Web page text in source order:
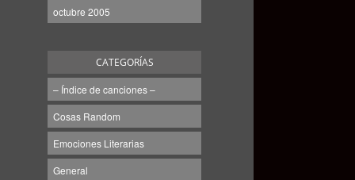
octubre 2005
CATEGORÍAS
– Índice de canciones –
Cosas Random
Emociones Literarias
General